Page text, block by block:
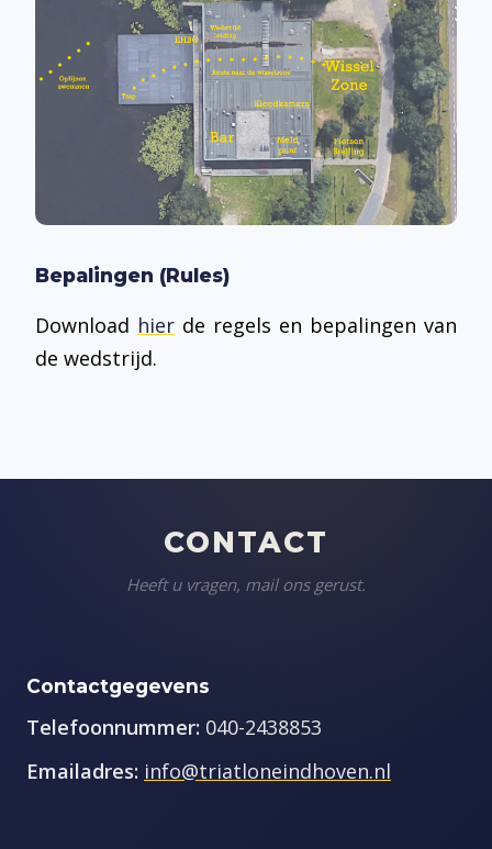
Bepalingen (Rules)
Download hier de regels en bepalingen van
de wedstrijd.
CONTACT
Heeft u vragen, mail ons gerust.
Contactgegevens
Telefoonnummer: 040-2438853
Emailadres: info@triatloneindhoven.nl